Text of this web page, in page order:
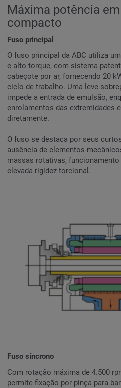
Máxima potência
compacto
Fuso principal
O fuso principal da ABC utiliza
e alto torque, com sistema
cabeçote por ar, fornecendo 20
ciclo de trabalho. Uma leve
impede a entrada de emulsão,
enrolamentos das extremidades
diretamente.
O fuso se destaca por seus
ausência de elementos
massas rotativas,
elevada rigidez torcional.
Fuso síncrono
Com rotação máxima de 4.500
permite fixação por pinça para